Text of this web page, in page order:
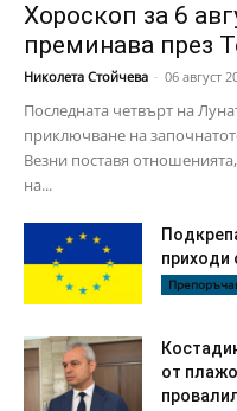
Хороскоп за 6
преминава през
Николета Стойчева - 06 август
Последната четвърт на
приключване на
Везни поставя
на...
приходи
от